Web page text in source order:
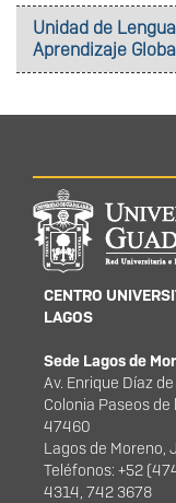
Unidad de
Aprendizaje
portal
CENTRO
LAGOS
Sede Lagos de
Av. Enrique Díaz
Colonia Paseos de
47460
Lagos de Moreno,
Teléfonos: +52
4314, 742 3678